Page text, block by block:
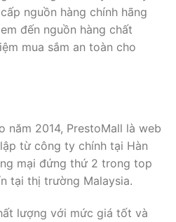
nguồn hàng chính hãng
đến nguồn hàng chất
mua sắm an toàn cho
năm 2014, PrestoMall là web
từ công ty chính tại Hàn
mại đứng thứ 2 trong top
tại thị trường Malaysia.
lượng với mức giá tốt và